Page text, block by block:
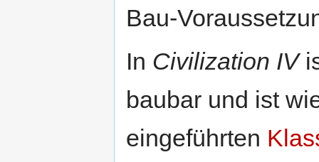
Bau-
In Civilization IV
baubar und ist
eingeführten